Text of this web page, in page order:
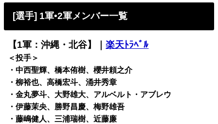
[選手] 1軍•2軍メンバー一覧
【1軍：沖縄・北谷】｜楽天ﾄﾗﾍﾞﾙ
＜投手＞
・中西聖輝、橋本侑樹、櫻井頼之介
・柳裕也、高橋宏斗、涌井秀章
・金丸夢斗、大野雄大、アルベルト・アブレウ
・伊藤茉央、勝野昌慶、梅野雄吾
・藤嶋健人、三浦瑞樹、近藤廉